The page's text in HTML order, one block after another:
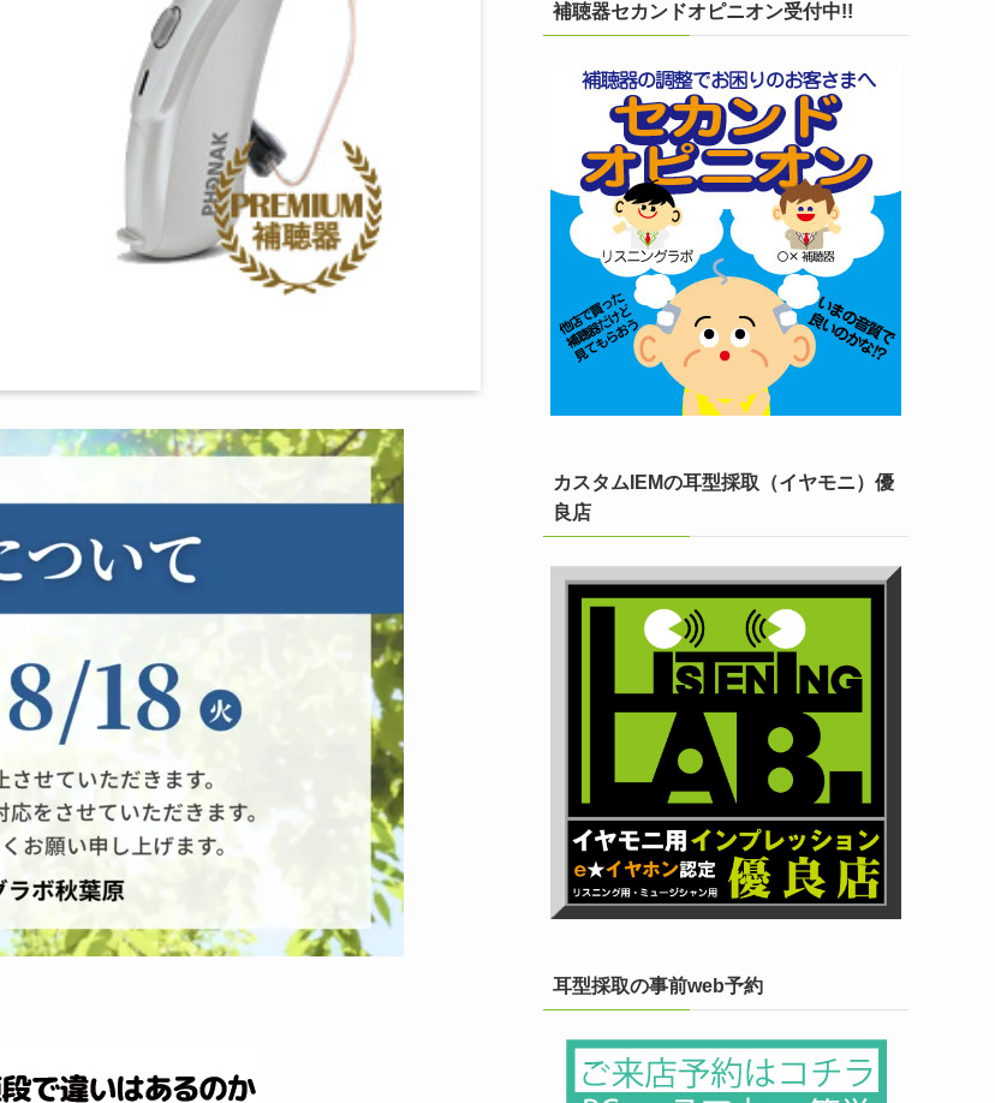
補聴器セカンドオピニオン受付中!!
カスタムIEMの耳型採取（イヤモニ）優
良店
耳型採取の事前web予約